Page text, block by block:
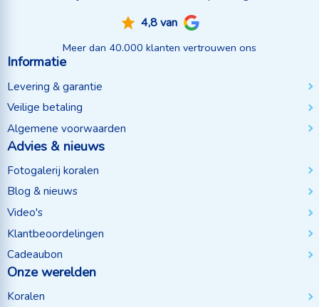
4,8 van
Meer dan 40.000 klanten vertrouwen ons
Informatie
Levering & garantie
Veilige betaling
Algemene voorwaarden
Advies & nieuws
Fotogalerij koralen
Blog & nieuws
Video's
Klantbeoordelingen
Cadeaubon
Onze werelden
Koralen